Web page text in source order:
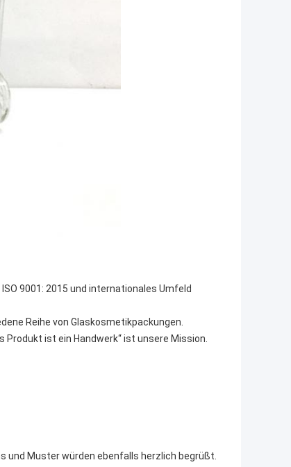
9001: 2015 und internationales Umfeld
Reihe von Glaskosmetikpackungen.
Produkt ist ein Handwerk“ ist unsere Mission.
und Muster würden ebenfalls herzlich begrüßt.